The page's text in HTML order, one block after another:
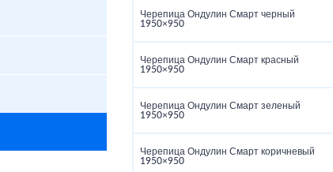
Черепица Ондулин Смарт черный
1950×950
Черепица Ондулин Смарт красный
1950×950
Черепица Ондулин Смарт зеленый
1950×950
Черепица Ондулин Смарт коричневый
1950×950